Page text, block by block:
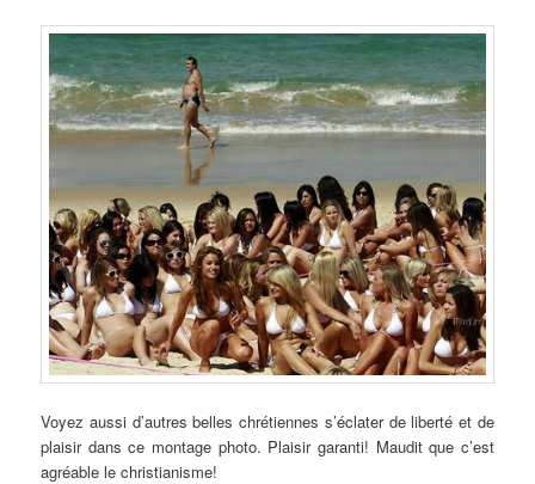
Voyez aussi d’autres belles chrétiennes s’éclater de liberté et de
plaisir dans ce montage photo. Plaisir garanti! Maudit que c’est
agréable le christianisme!